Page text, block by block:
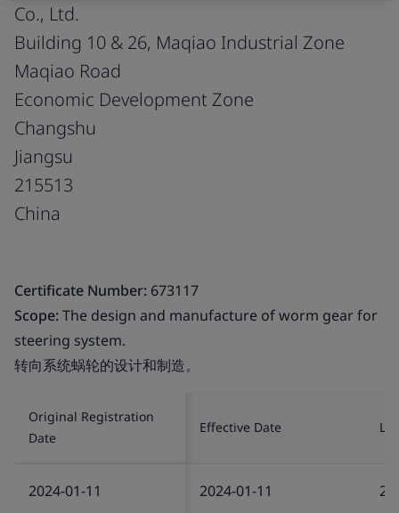
Co., Ltd.
Building 10 & 26, Maqiao Industrial Zone
Maqiao Road
Economic Development Zone
Changshu
Jiangsu
215513
China
Certificate Number: 673117
Scope:The design and manufacture of worm gear for
steering system.
转向系统蜗轮的设计和制造。
Original Registration
Date
Effective Date
2024-01-11 2024-01-11